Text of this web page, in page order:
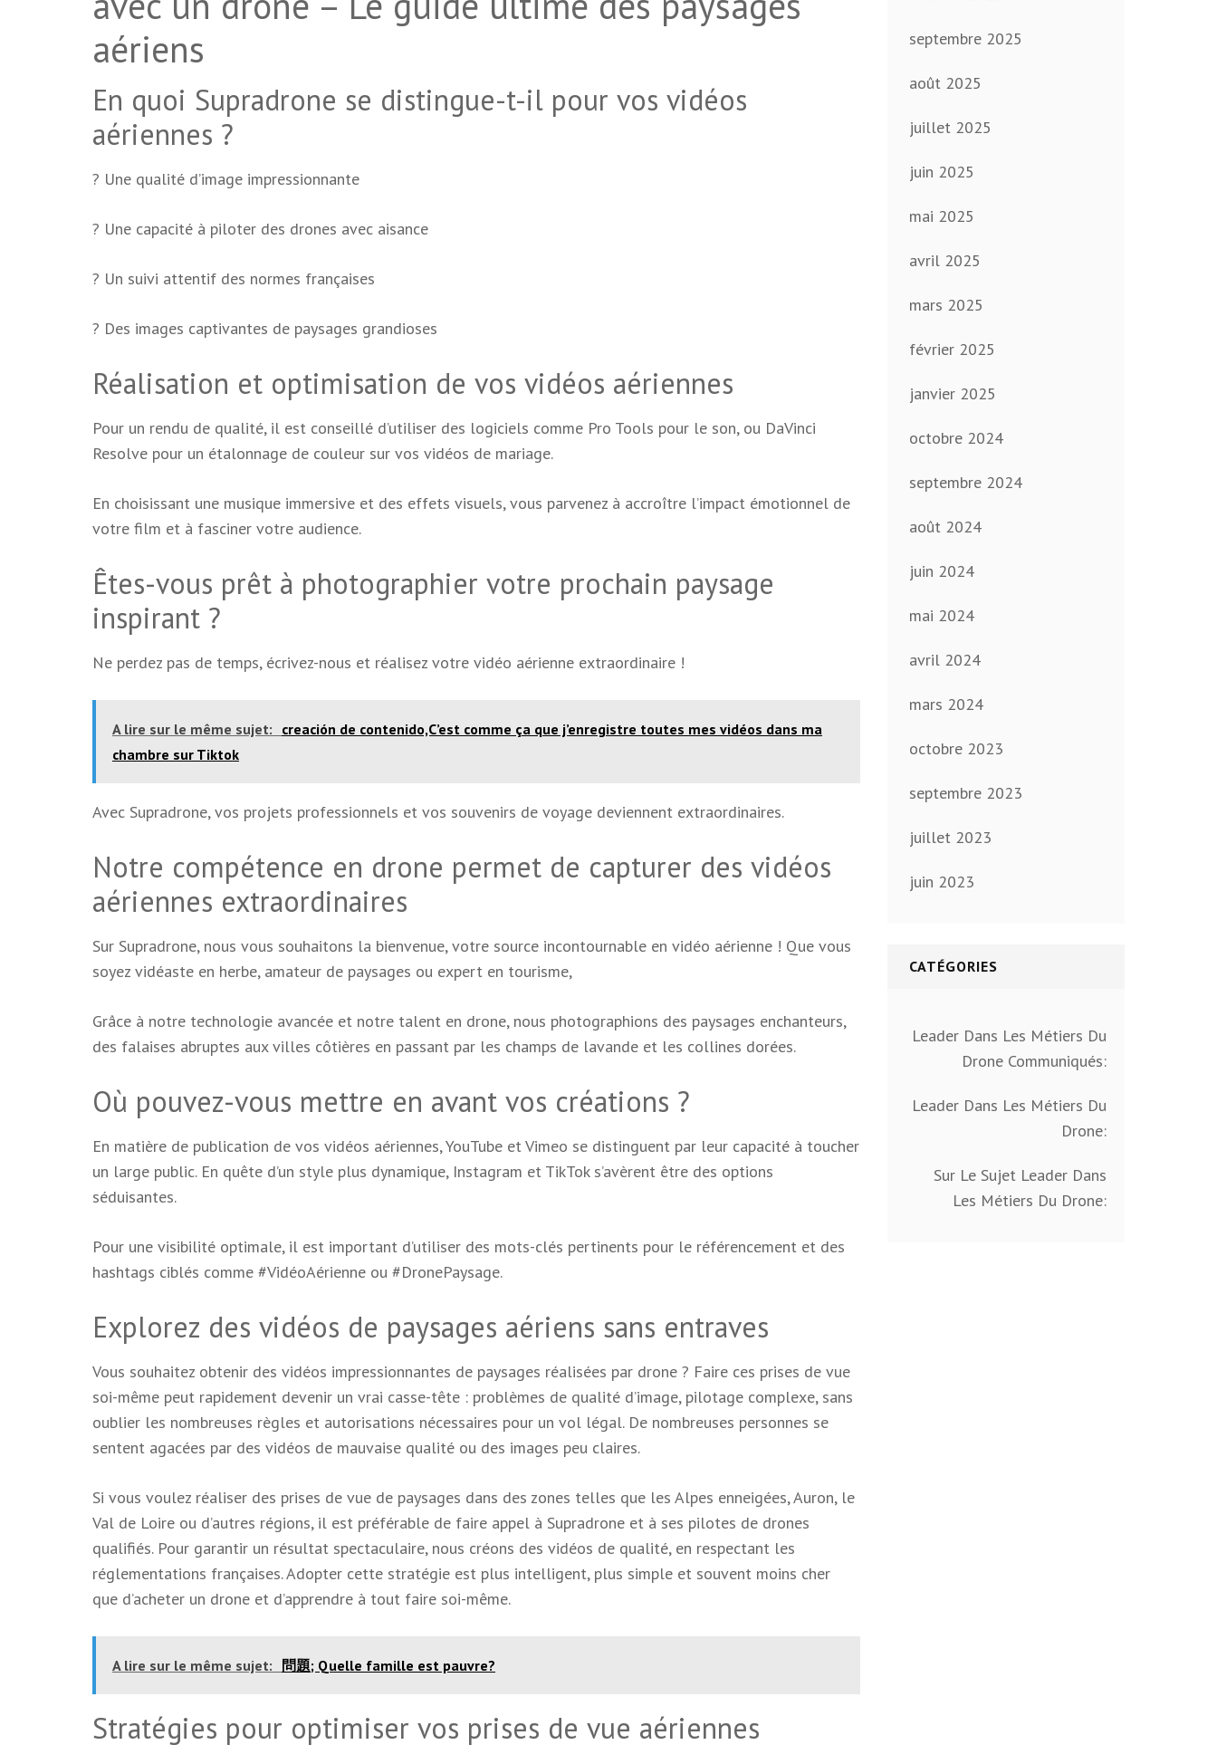
aériens
En quoi Supradrone se distingue-t-il pour vos vidéos
aériennes ?
? Une qualité d’image impressionnante
? Une capacité à piloter des drones avec aisance
? Un suivi attentif des normes françaises
? Des images captivantes de paysages grandioses
Réalisation et optimisation de vos vidéos aériennes
Pour un rendu de qualité, il est conseillé d’utiliser des logiciels comme Pro Tools pour le son, ou DaVinci
Resolve pour un étalonnage de couleur sur vos vidéos de mariage.
En choisissant une musique immersive et des effets visuels, vous parvenez à accroître l’impact émotionnel de
votre film et à fasciner votre audience.
Êtes-vous prêt à photographier votre prochain paysage
inspirant ?
Ne perdez pas de temps, écrivez-nous et réalisez votre vidéo aérienne extraordinaire !
A lire sur le même sujet: creación de contenido,C’est comme ça que j’enregistre toutes mes vidéos dans ma
chambre sur Tiktok
Avec Supradrone, vos projets professionnels et vos souvenirs de voyage deviennent extraordinaires.
Notre compétence en drone permet de capturer des vidéos
aériennes extraordinaires
Sur Supradrone, nous vous souhaitons la bienvenue, votre source incontournable en vidéo aérienne ! Que vous
soyez vidéaste en herbe, amateur de paysages ou expert en tourisme,
Grâce à notre technologie avancée et notre talent en drone, nous photographions des paysages enchanteurs,
des falaises abruptes aux villes côtières en passant par les champs de lavande et les collines dorées.
Où pouvez-vous mettre en avant vos créations ?
En matière de publication de vos vidéos aériennes, YouTube et Vimeo se distinguent par leur capacité à toucher
un large public. En quête d’un style plus dynamique, Instagram et TikTok s’avèrent être des options
séduisantes.
Pour une visibilité optimale, il est important d’utiliser des mots-clés pertinents pour le référencement et des
hashtags ciblés comme #VidéoAérienne ou #DronePaysage.
Explorez des vidéos de paysages aériens sans entraves
Vous souhaitez obtenir des vidéos impressionnantes de paysages réalisées par drone ? Faire ces prises de vue
soi-même peut rapidement devenir un vrai casse-tête : problèmes de qualité d’image, pilotage complexe, sans
oublier les nombreuses règles et autorisations nécessaires pour un vol légal. De nombreuses personnes se
sentent agacées par des vidéos de mauvaise qualité ou des images peu claires.
Si vous voulez réaliser des prises de vue de paysages dans des zones telles que les Alpes enneigées, Auron, le
Val de Loire ou d’autres régions, il est préférable de faire appel à Supradrone et à ses pilotes de drones
qualifiés. Pour garantir un résultat spectaculaire, nous créons des vidéos de qualité, en respectant les
réglementations françaises. Adopter cette stratégie est plus intelligent, plus simple et souvent moins cher
que d’acheter un drone et d’apprendre à tout faire soi-même.
A lire sur le même sujet: 問題; Quelle famille est pauvre?
Stratégies pour optimiser vos prises de vue aériennes
septembre 2025
août 2025
juillet 2025
juin 2025
mai 2025
avril 2025
mars 2025
février 2025
janvier 2025
octobre 2024
septembre 2024
août 2024
juin 2024
mai 2024
avril 2024
mars 2024
octobre 2023
septembre 2023
juillet 2023
juin 2023
CATÉGORIES
Leader Dans Les Métiers Du
Drone Communiqués:
Leader Dans Les Métiers Du
Drone:
Sur Le Sujet Leader Dans
Les Métiers Du Drone: